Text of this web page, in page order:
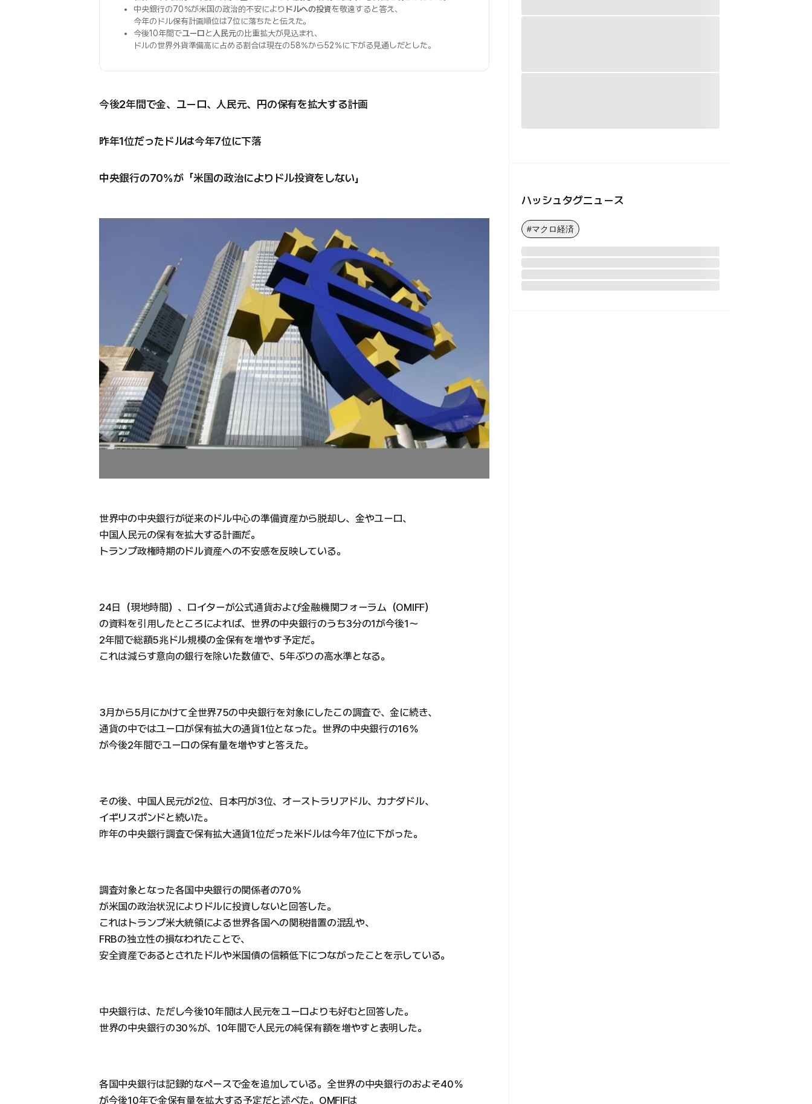
中央銀行の70％が米国の政治的不安により ドルへの投資を敬遠すると答え、
今年のドル保有計画順位は7位に落ちたと伝えた。
今後10年間でユーロと 人民元の比重拡大が見込まれ、
ドルの世界外貨準備高に占める割合は現在の58％から52％に下がる見通しだとした。
今後2年間で金、ユーロ、人民元、円の保有を拡大する計画
昨年1位だったドルは今年7位に下落
中央銀行の70％が「米国の政治によりドル投資をしない」
世界中の中央銀行が従来のドル中心の準備資産から脱却し、金やユーロ、
中国人民元の保有を拡大する計画だ。
トランプ政権時期のドル資産への不安感を反映している。
24日（現地時間）、ロイターが公式通貨および金融機関フォーラム（OMIFF）
の資料を引用したところによれば、世界の中央銀行のうち3分の1が今後1～
2年間で総額5兆ドル規模の金保有を増やす予定だ。
これは減らす意向の銀行を除いた数値で、5年ぶりの高水準となる。
3月から5月にかけて全世界75の中央銀行を対象にしたこの調査で、金に続き、
通貨の中ではユーロが保有拡大の通貨1位となった。世界の中央銀行の16％
が今後2年間でユーロの保有量を増やすと答えた。
その後、中国人民元が2位、日本円が3位、オーストラリアドル、カナダドル、
イギリスポンドと続いた。
昨年の中央銀行調査で保有拡大通貨1位だった米ドルは今年7位に下がった。
調査対象となった各国中央銀行の関係者の70％
が米国の政治状況によりドルに投資しないと回答した。
これはトランプ米大統領による世界各国への関税措置の混乱や、
FRBの独立性の損なわれたことで、
安全資産であるとされたドルや米国債の信頼低下につながったことを示している。
中央銀行は、ただし今後10年間は人民元をユーロよりも好むと回答した。
世界の中央銀行の30％が、10年間で人民元の純保有額を増やすと表明した。
各国中央銀行は記録的なペースで金を追加している。全世界の中央銀行のおよそ40％
が今後10年で金保有量を拡大する予定だと述べた。OMFIFは
ハッシュタグニュース
#マクロ経済